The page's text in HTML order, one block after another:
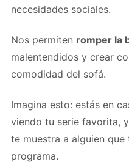
necesidades sociales.
Nos permiten romper la
malentendidos y crear
comodidad del sofá.
Imagina esto: estás en
viendo tu serie favorita,
te muestra a alguien que
programa.